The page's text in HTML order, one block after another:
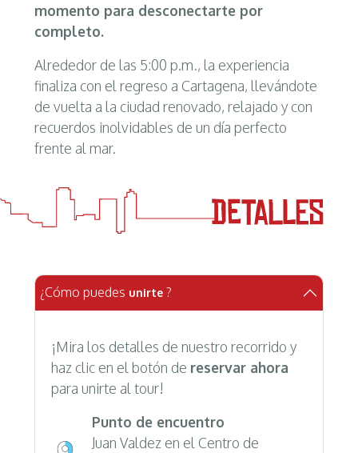
momento para desconectarte por
completo.
Alrededor de las 5:00 p.m., la experiencia
finaliza con el regreso a Cartagena, llevándote
de vuelta a la ciudad renovado, relajado y con
recuerdos inolvidables de un día perfecto
frente al mar.
¿Cómo puedes unirte ?
¡Mira los detalles de nuestro recorrido y
haz clic en el botón de reservar ahora
para unirte al tour!
Punto de encuentro
Juan Valdez en el Centro de